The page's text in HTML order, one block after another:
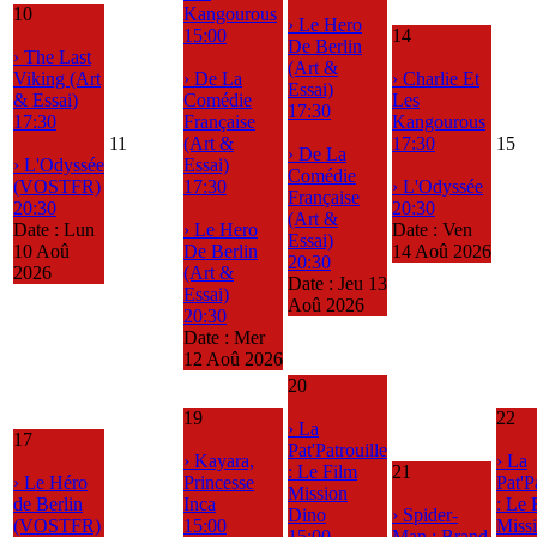
10
› The Last
Viking (Art
& Essai)
17:30
› L'Odyssée
(VOSTFR)
20:30
Date : Lun
10 Aoû
2026
11
Kangourous
15:00
› De La
Comédie
Française
(Art &
Essai)
17:30
› Le Hero
De Berlin
(Art &
Essai)
20:30
Date : Mer
12 Aoû 2026
› Le Hero
De Berlin
(Art &
Essai)
17:30
› De La
Comédie
Française
(Art &
Essai)
20:30
Date : Jeu 13
Aoû 2026
14
› Charlie Et
Les
Kangourous
17:30
› L'Odyssée
20:30
Date : Ven
14 Aoû 2026
15
17
› Le Héro
de Berlin
(VOSTFR)
19
› Kayara,
Princesse
Inca
15:00
20
› La
Pat'Patrouille
: Le Film
Mission
Dino
21
› Spider-
22
› La
: Le